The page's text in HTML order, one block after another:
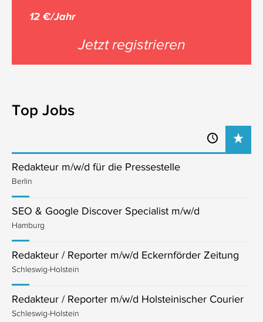
12 €/Jahr
Jetzt registrieren
Top Jobs
Redakteur m/w/d für die Pressestelle
Berlin
SEO & Google Discover Specialist m/w/d
Hamburg
Redakteur / Reporter m/w/d Eckernförder Zeitung
Schleswig-Holstein
Redakteur / Reporter m/w/d Holsteinischer Courier
Schleswig-Holstein